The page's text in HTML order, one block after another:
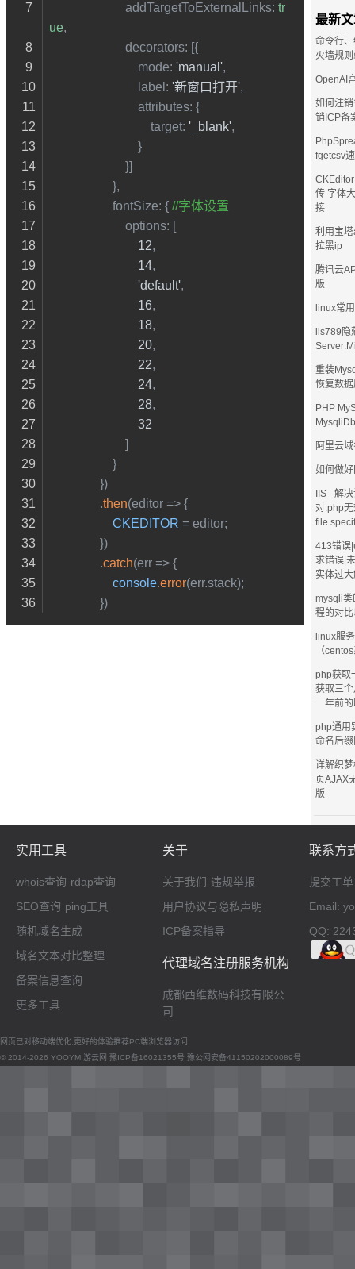
addTargetToExternalLinks: tr
ue,
decorators: [{
mode: 'manual',
label : '新窗口打开',
attributes: {
target: '_blank',
                            }
                        }]
                    },
fontSize: { //字体设置
options: [
12,
14,
'default',
16,
18,
20,
22,
24,
28,
32
                        ]
                    }
                })
                .
then(editor => {
CKEDITOR = editor;
                })
                .
catch(err => {
console.error(err.stack);
                })
输入i进
的vps主
购买了3
最新
命令行
火墙规
OpenAI
如何注
销ICP备
fgetcsv
传 字体
接
利用宝
拉黑ip
腾讯云
版
linux常
iis789隐
重装
恢复数
PHP
MysqliDb
阿里云
如何做
IIS - 解
对.php
file
413错误
求错误|
实体过
mysqli类
程的对
linux服
（
php获取
获取三
一年前
php通用
命名后
详解织
页AJAX
版
实用工具
whois查询 rdap查询
SEO查询 ping工具
随机域名生成
域名文本对比整理
备案信息查询
更多工具
关于
关于我们 违规举报
用户协议与隐私声明
ICP备案指导
代理域名注册服务机构
成都西维数码科技有限公
司
联系方
提交工单
Email:
QQ:
网页已对移动端优化,更好的体验推荐PC端浏览器访问,
© 2014-2026 YOOYM 游云网 豫ICP备16021355号 豫公网安备41150202000089号